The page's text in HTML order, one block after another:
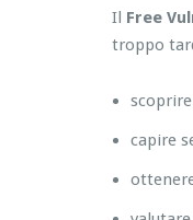
Il Free
troppo
capire